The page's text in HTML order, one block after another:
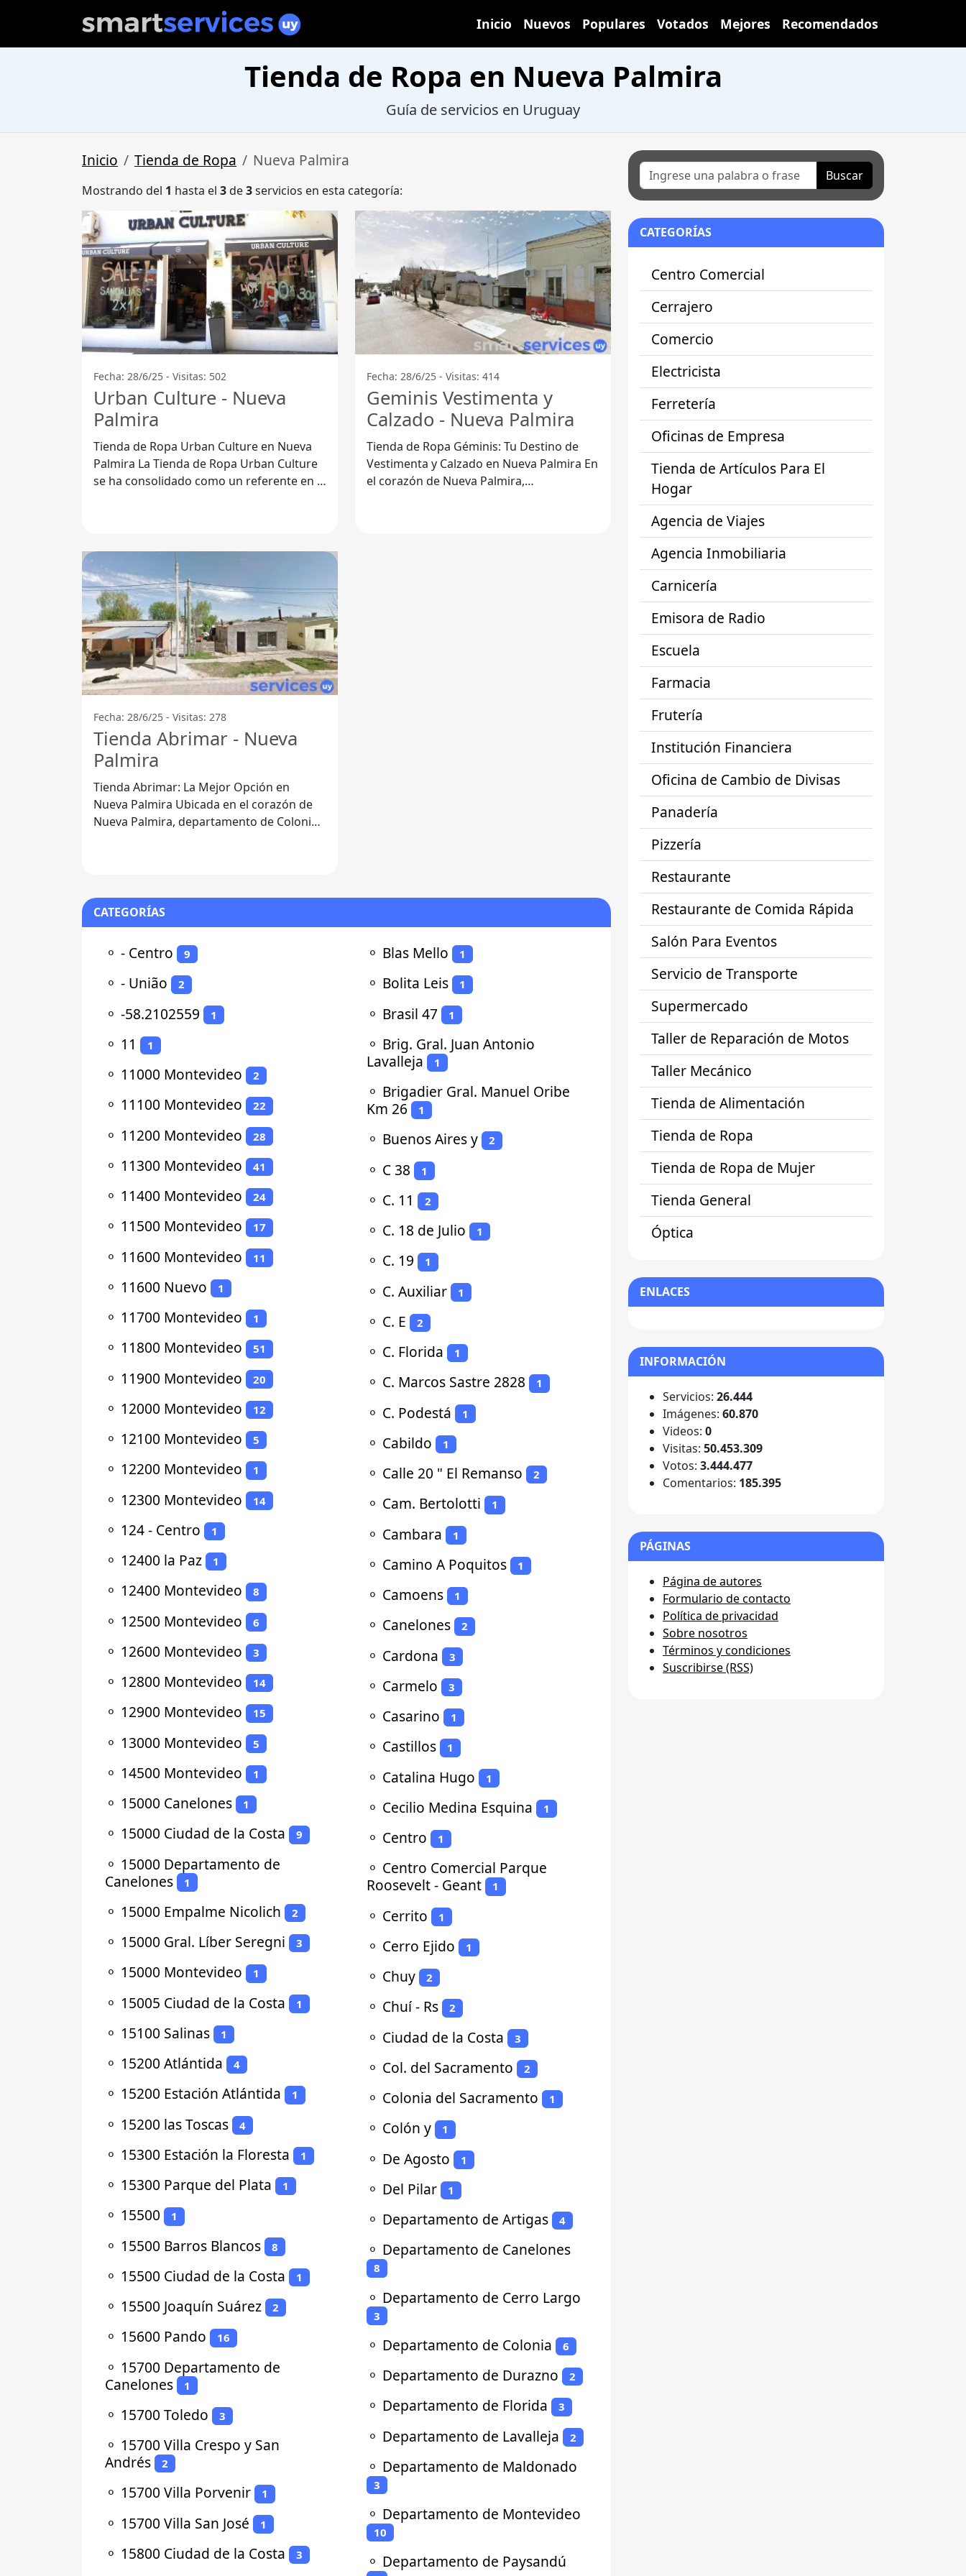
Inicio Nuevos Populares Votados Mejores Recomendados
Tienda de Ropa en Nueva Palmira
Guía de servicios en Uruguay
Inicio Tienda de Ropa Nueva Palmira
Mostrando del 1 hasta el 3de3servicios en esta categoría:
Fecha: 28/6/25 - Visitas: 502
Urban Culture - Nueva
Palmira
Tienda de Ropa Urban Culture en Nueva
Palmira La Tienda de Ropa Urban Culture
se ha consolidado como un referente en el
Fecha: 28/6/25 - Visitas: 414
Geminis Vestimenta y
Calzado - Nueva Palmira
Tienda de Ropa Géminis: Tu Destino de
Vestimenta y Calzado en Nueva Palmira En
el corazón de Nueva Palmira,
Fecha: 28/6/25 - Visitas: 278
Tienda Abrimar - Nueva
Palmira
Tienda Abrimar: La Mejor Opción en
Nueva Palmira Ubicada en el corazón de
Nueva Palmira, departamento de Colonia,
CATEGORÍAS
⚬ - Centro 9
⚬ - União 2
⚬ -58.2102559 1
⚬ 11 1
⚬ 11000 Montevideo 2
⚬ 11100 Montevideo 22
⚬ 11200 Montevideo 28
⚬ 11300 Montevideo 41
⚬ 11400 Montevideo 24
⚬ 11500 Montevideo 17
⚬ 11600 Montevideo 11
⚬ 11600 Nuevo 1
⚬ 11700 Montevideo 1
⚬ 11800 Montevideo 51
⚬ 11900 Montevideo 20
⚬ 12000 Montevideo 12
⚬ 12100 Montevideo 5
⚬ 12200 Montevideo 1
⚬ 12300 Montevideo 14
⚬ 124 - Centro 1
⚬ 12400 la Paz 1
⚬ 12400 Montevideo 8
⚬ 12500 Montevideo 6
⚬ 12600 Montevideo 3
⚬ 12800 Montevideo 14
⚬ 12900 Montevideo 15
⚬ 13000 Montevideo 5
⚬ 14500 Montevideo 1
⚬ 15000 Canelones 1
⚬ 15000 Ciudad de la Costa 9
⚬ 15000 Departamento de
Canelones
1
⚬ 15000 Empalme Nicolich 2
⚬ 15000 Gral. Líber Seregni 3
⚬ 15000 Montevideo 1
⚬ 15005 Ciudad de la Costa 1
⚬ 15100 Salinas 1
⚬ 15200 Atlántida 4
⚬ 15200 Estación Atlántida 1
⚬ 15200 las Toscas 4
⚬ 15300 Estación la Floresta 1
⚬ 15300 Parque del Plata 1
⚬ 15500 1
⚬ 15500 Barros Blancos 8
⚬ 15500 Ciudad de la Costa 1
⚬ 15500 Joaquín Suárez 2
⚬ 15600 Pando 16
⚬ 15700 Departamento de
Canelones
1
⚬ 15700 Toledo 3
⚬ 15700 Villa Crespo y San
Andrés
2
⚬ 15700 Villa Porvenir 1
⚬ 15700 Villa San José 1
⚬ 15800 Ciudad de la Costa 3
⚬ Blas Mello 1
⚬ Bolita Leis 1
⚬ Brasil 47 1
⚬ Brig. Gral. Juan Antonio
Lavalleja
1
⚬ Brigadier Gral. Manuel Oribe
Km 26
1
⚬ Buenos Aires y 2
⚬ C 38 1
⚬ C. 11 2
⚬ C. 18 de Julio 1
⚬ C. 19 1
⚬ C. Auxiliar 1
⚬ C. E 2
⚬ C. Florida 1
⚬ C. Marcos Sastre 2828 1
⚬ C. Podestá 1
⚬ Cabildo 1
⚬ Calle 20 " El Remanso 2
⚬ Cam. Bertolotti 1
⚬ Cambara 1
⚬ Camino A Poquitos 1
⚬ Camoens 1
⚬ Canelones 2
⚬ Cardona 3
⚬ Carmelo 3
⚬ Casarino 1
⚬ Castillos 1
⚬ Catalina Hugo 1
⚬ Cecilio Medina Esquina 1
⚬ Centro 1
⚬ Centro Comercial Parque
Roosevelt - Geant
1
⚬ Cerrito 1
⚬ Cerro Ejido 1
⚬ Chuy 2
⚬ Chuí - Rs 2
⚬ Ciudad de la Costa 3
⚬ Col. del Sacramento 2
⚬ Colonia del Sacramento 1
⚬ Colón y 1
⚬ De Agosto 1
⚬ Del Pilar 1
⚬ Departamento de Artigas 4
⚬ Departamento de Canelones
8
⚬ Departamento de Cerro Largo
3
⚬ Departamento de Colonia 6
⚬ Departamento de Durazno 2
⚬ Departamento de Florida 3
⚬ Departamento de Lavalleja 2
⚬ Departamento de Maldonado
3
⚬ Departamento de Montevideo
10
⚬ Departamento de Paysandú
Buscar
CATEGORÍAS
Centro Comercial
Cerrajero
Comercio
Electricista
Ferretería
Oficinas de Empresa
Tienda de Artículos Para El
Hogar
Agencia de Viajes
Agencia Inmobiliaria
Carnicería
Emisora de Radio
Escuela
Farmacia
Frutería
Institución Financiera
Oficina de Cambio de Divisas
Panadería
Pizzería
Restaurante
Restaurante de Comida Rápida
Salón Para Eventos
Servicio de Transporte
Supermercado
Taller de Reparación de Motos
Taller Mecánico
Tienda de Alimentación
Tienda de Ropa
Tienda de Ropa de Mujer
Tienda General
Óptica
ENLACES
INFORMACIÓN
Servicios: 26.444
Imágenes: 60.870
Videos: 0
Visitas: 50.453.309
Votos: 3.444.477
Comentarios: 185.395
PÁGINAS
Página de autores
Formulario de contacto
Política de privacidad
Sobre nosotros
Términos y condiciones
Suscribirse (RSS)